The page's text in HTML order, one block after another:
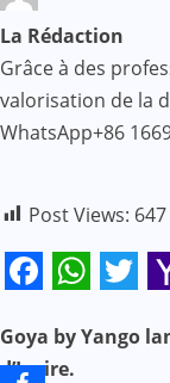
La Rédaction
Grâce à des
valorisation de la
WhatsApp+86
Post Views: 647
N
Goya by Yango
d’Ivoire.